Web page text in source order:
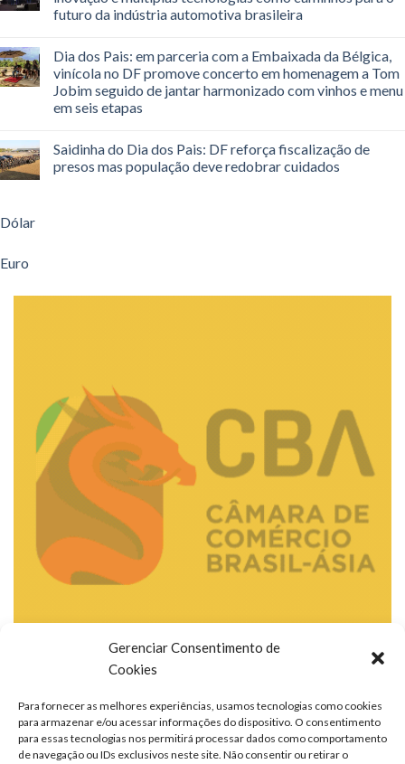
Gerenciar Consentimento de
Cookies
Para fornecer as melhores experiências, usamos tecnologias como cookies
para armazenar e/ou acessar informações do dispositivo. O consentimento
para essas tecnologias nos permitirá processar dados como comportamento
de navegação ou IDs exclusivos neste site. Não consentir ou retirar o
futuro da indústria automotiva brasileira
Dia dos Pais: em parceria com a Embaixada da Bélgica,
vinícola no DF promove concerto em homenagem a Tom
Jobim seguido de jantar harmonizado com vinhos e menu
em seis etapas
Saidinha do Dia dos Pais: DF reforça fiscalização de
presos mas população deve redobrar cuidados
Dólar
Euro